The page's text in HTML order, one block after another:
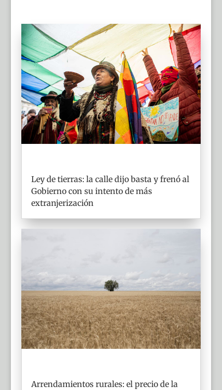
Ley de tierras: la calle dijo basta y frenó al
Gobierno con su intento de más
extranjerización
Arrendamientos rurales: el precio de la